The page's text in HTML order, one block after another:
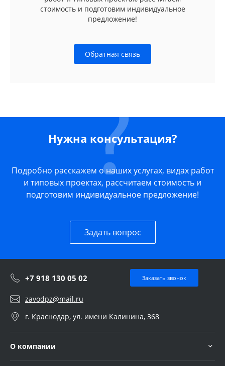
стоимость и подготовим индивидуальное
предложение!
Обратная связь
Нужна консультация?
Подробно расскажем о наших услугах, видах работ
и типовых проектах, рассчитаем стоимость и
подготовим индивидуальное предложение!
Задать вопрос
+7 918 130 05 02 Заказать звонок
zavodpz@mail.ru
г. Краснодар, ул. имени Калинина, 368
О компании